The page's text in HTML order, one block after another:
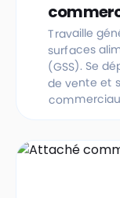
Travaille
surfaces
(GSS). Se
de vente et